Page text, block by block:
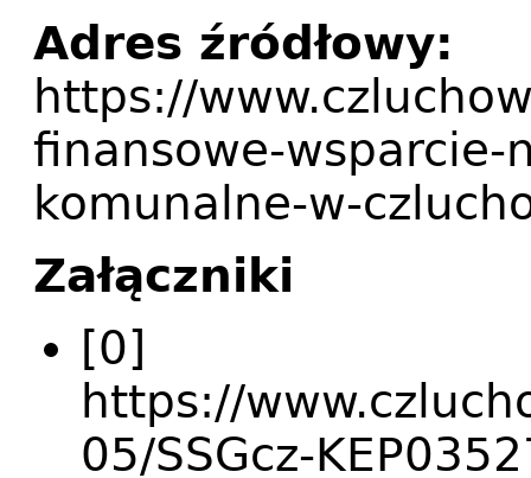
Adres źródłowy:
https://
finansowe-wsparcie-
komunalne-w-
Załączniki
[0]
https://
05/SSGcz-